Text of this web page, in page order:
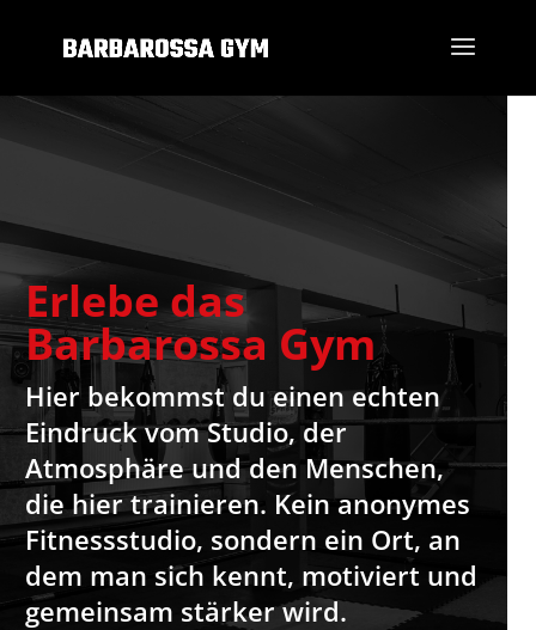
Erlebe das
Barbarossa Gym
Hier bekommst du einen echten
Eindruck vom Studio, der
Atmosphäre und den Menschen,
die hier trainieren. Kein anonymes
Fitnessstudio, sondern ein Ort, an
dem man sich kennt, motiviert und
gemeinsam stärker wird.